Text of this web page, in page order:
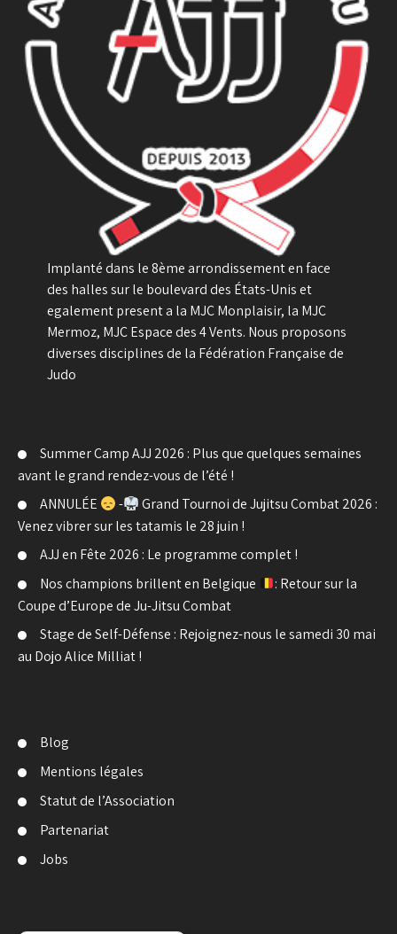
Implanté dans le 8ème arrondissement en face
des halles sur le boulevard des États-Unis et
egalement present a la MJC Monplaisir, la MJC
Mermoz, MJC Espace des 4 Vents. Nous proposons
diverses disciplines de la Fédération Française de
Judo
Summer Camp AJJ 2026 : Plus que quelques semaines
avant le grand rendez-vous de l’été !
ANNULÉE
-
Grand Tournoi de Jujitsu Combat 2026 :
Venez vibrer sur les tatamis le 28 juin !
AJJ en Fête 2026 : Le programme complet !
Nos champions brillent en Belgique
: Retour sur la
Coupe d’Europe de Ju-Jitsu Combat
Stage de Self-Défense : Rejoignez-nous le samedi 30 mai
au Dojo Alice Milliat !
Blog
Mentions légales
Statut de l’Association
Partenariat
Jobs